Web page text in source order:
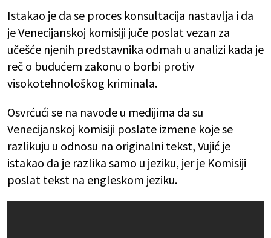
Istakao je da se proces konsultacija nastavlja i da
je Venecijanskoj komisiji juče poslat vezan za
učešće njenih predstavnika odmah u analizi kada je
reč o budućem zakonu o borbi protiv
visokotehnološkog kriminala.
Osvrćući se na navode u medijima da su
Venecijanskoj komisiji poslate izmene koje se
razlikuju u odnosu na originalni tekst, Vujić je
istakao da je razlika samo u jeziku, jer je Komisiji
poslat tekst na engleskom jeziku.